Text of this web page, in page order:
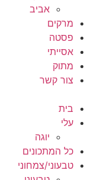
אביב
מרקים
פסטה
אסייתי
מתוק
צור קשר
בית
עלי
יוגה
כל המתכונים
טבעוני/צמחוני